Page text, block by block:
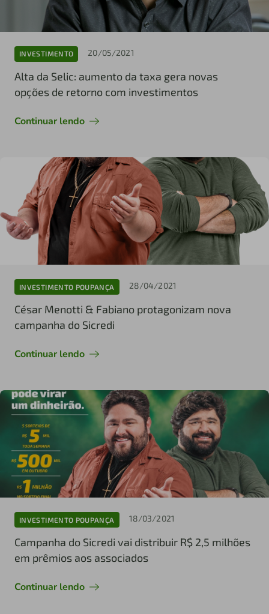
INVESTIMENTO 20/05/2021
Alta da Selic: aumento da taxa gera novas
opções de retorno com investimentos
Continuar lendo
INVESTIMENTO POUPANÇA 28/04/2021
César Menotti & Fabiano protagonizam nova
campanha do Sicredi
Continuar lendo
INVESTIMENTO POUPANÇA 18/03/2021
Campanha do Sicredi vai distribuir R$ 2,5 milhões
em prêmios aos associados
Continuar lendo